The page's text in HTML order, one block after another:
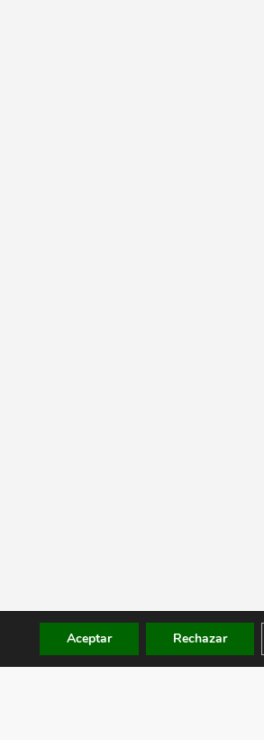
Aceptar Rechazar